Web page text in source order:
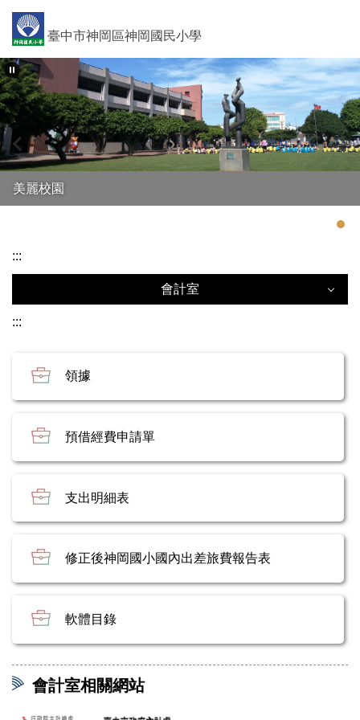
跳
到
要
內
容
區
臺中市神岡區神岡國民小學
美麗校園
:::
會計室
會計主任
法令規章
表格下載
:::
領據
預借經費申請單
支出明細表
修正後神岡國小國內出差旅費報告表
軟體目錄
會計室相關網站